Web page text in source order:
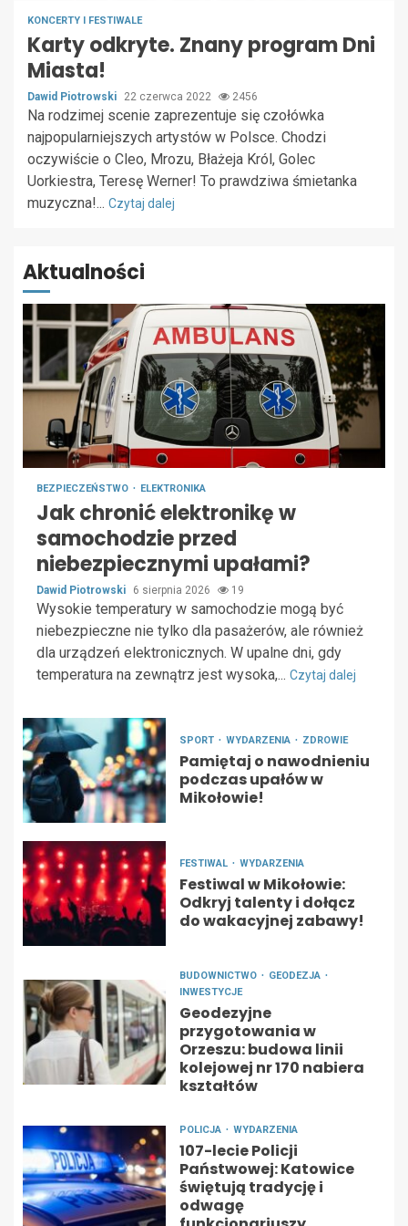
KONCERTY I FESTIWALE
Karty odkryte. Znany program Dni
Miasta!
Dawid Piotrowski 22 czerwca 2022 2456
Na rodzimej scenie zaprezentuje się czołówka
najpopularniejszych artystów w Polsce. Chodzi
oczywiście o Cleo, Mrozu, Błażeja Król, Golec
Uorkiestra, Teresę Werner! To prawdziwa śmietanka
muzyczna!... Czytaj dalej
Aktualności
BEZPIECZEŃSTWO ELEKTRONIKA
Jak chronić elektronikę w
samochodzie przed
niebezpiecznymi upałami?
Dawid Piotrowski 6 sierpnia 2026 19
Wysokie temperatury w samochodzie mogą być
niebezpieczne nie tylko dla pasażerów, ale również
dla urządzeń elektronicznych. W upalne dni, gdy
temperatura na zewnątrz jest wysoka,... Czytaj dalej
SPORT WYDARZENIA ZDROWIE
Pamiętaj o nawodnieniu
podczas upałów w
Mikołowie!
FESTIWAL WYDARZENIA
Festiwal w Mikołowie:
Odkryj talenty i dołącz
do wakacyjnej zabawy!
BUDOWNICTWO
GEODEZJA
INWESTYCJE
Geodezyjne
przygotowania w
Orzeszu: budowa linii
kolejowej nr 170 nabiera
kształtów
POLICJA WYDARZENIA
107-lecie Policji
Państwowej: Katowice
świętują tradycję i
odwagę